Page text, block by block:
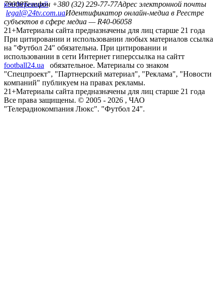
конференций
79008Телефон +380 (32) 229-77-77Адрес электронной почты
legal@24tv.com.uaИдентификатор онлайн-медиа в Реестре
субъектов в сфере медиа — R40-06058
21+Материалы сайта предназначены для лиц старше 21 года
При цитировании и использовании любых материалов ссылка
на "Футбол 24" обязательна. При цитировании и
использовании в сети Интернет гиперссылка на сайтт
football24.ua
обязательное. Материалы со знаком
"Спецпроект", "Партнерский материал", "Реклама", "Новости
компаний" публикуем на правах рекламы.
21+Материалы сайта предназначены для лиц старше 21 года
Все права защищены. © 2005 - 2026 , ЧАО
"Телерадиокомпания Люкс". "Футбол 24".